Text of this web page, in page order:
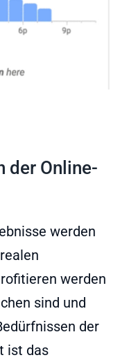
der Online-
werden
werden
sind und
der
ist das